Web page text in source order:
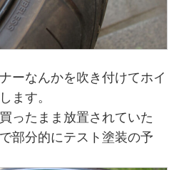
ーなんかを吹き付けてホイ
ます。
ったまま放置されていた
で部分的にテスト塗装の予